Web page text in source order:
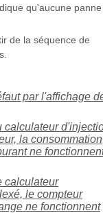
qu'aucune panne
de la séquence de
par l'affichage
calculateur
la consommation
ne
calculateur
le compteur
ne fonctionnent